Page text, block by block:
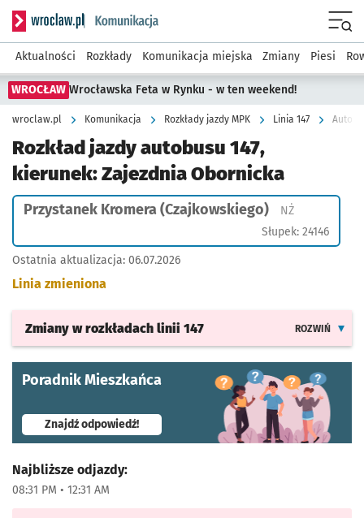
Serwis informacyjny wroclaw.pl podserwis: Komunikacja
Aktualności Rozkłady Komunikacja miejska Zmiany Piesi
WROCŁAW Wrocławska Feta w Rynku - w ten weekend!
wroclaw.pl Komunikacja Rozkłady jazdy MPK Linia 147
Rozkład jazdy autobusu 147,
kierunek: Zajezdnia Obornicka
Przystanek Kromera (Czajkowskiego) NŻPrzystanek
Słupek: 24146
Ostatnia aktualizacja: 06.07.2026
Linia zmieniona
Zmiany w rozkładach linii 147 ROZWIŃ
Poradnik Mieszkańca
Znajdź odpowiedź!- otworzy się w nowej karcie
Najbliższe odjazdy:
08:31 PM • 12:31 AM